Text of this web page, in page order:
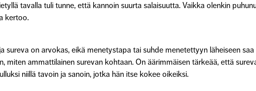
tavalla tuli tunne, että kannoin suurta salaisuutta. Vaikka olenkin
kertoo.
sureva on arvokas, eikä menetystapa tai suhde menetettyyn läheiseen saa
miten ammattilainen surevan kohtaan. On äärimmäisen tärkeää, että
niillä tavoin ja sanoin, jotka hän itse kokee oikeiksi.